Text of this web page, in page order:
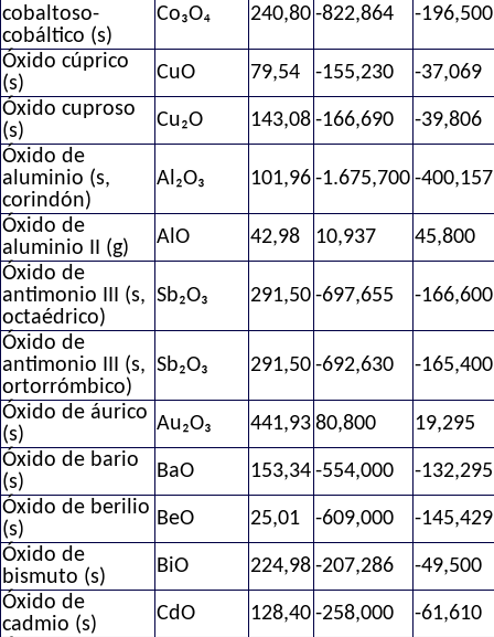
cobaltoso-
cobáltico (s)
Co₃O₄ 240,80 -822,864 -196,500
Óxido cúprico
(s)
CuO 79,54 -155,230
-37,069
Óxido cuproso
(s)
Cu₂O 143,08 -166,690
-39,806
Óxido de
aluminio (s,
corindón)
Al₂O₃ 101,96 -1.675,700 -400,157
Óxido de
aluminio II (g)
AlO 42,98 10,937
45,800
Óxido de
antimonio III (s,
octaédrico)
Sb₂O₃ 291,50 -697,655 -166,600
Óxido de
antimonio III (s,
ortorrómbico)
Sb₂O₃ 291,50 -692,630 -165,400
Óxido de áurico
(s)
Au₂O₃ 441,93 80,800
19,295
Óxido de bario
(s)
BaO 153,34 -554,000
-132,295
Óxido de berilio
(s)
BeO 25,01 -609,000
-145,429
Óxido de
bismuto (s)
BiO 224,98 -207,286
-49,500
Óxido de
cadmio (s)
CdO 128,40 -258,000
-61,610